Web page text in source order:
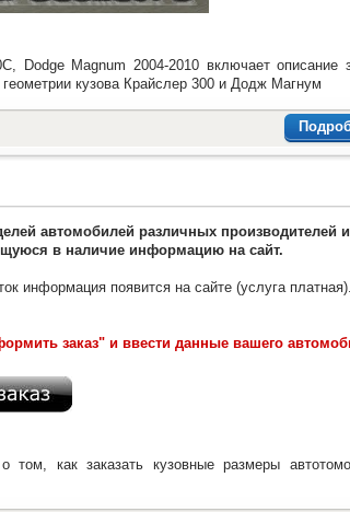
Dodge Magnum 2004-2010 включает описание
кузова Крайслер 300 и Додж Магнум
автомобилей различных производителей
в наличие информацию на сайт.
информация появится на сайте (услуга платная).
заказ" и ввести данные вашего
как заказать кузовные размеры